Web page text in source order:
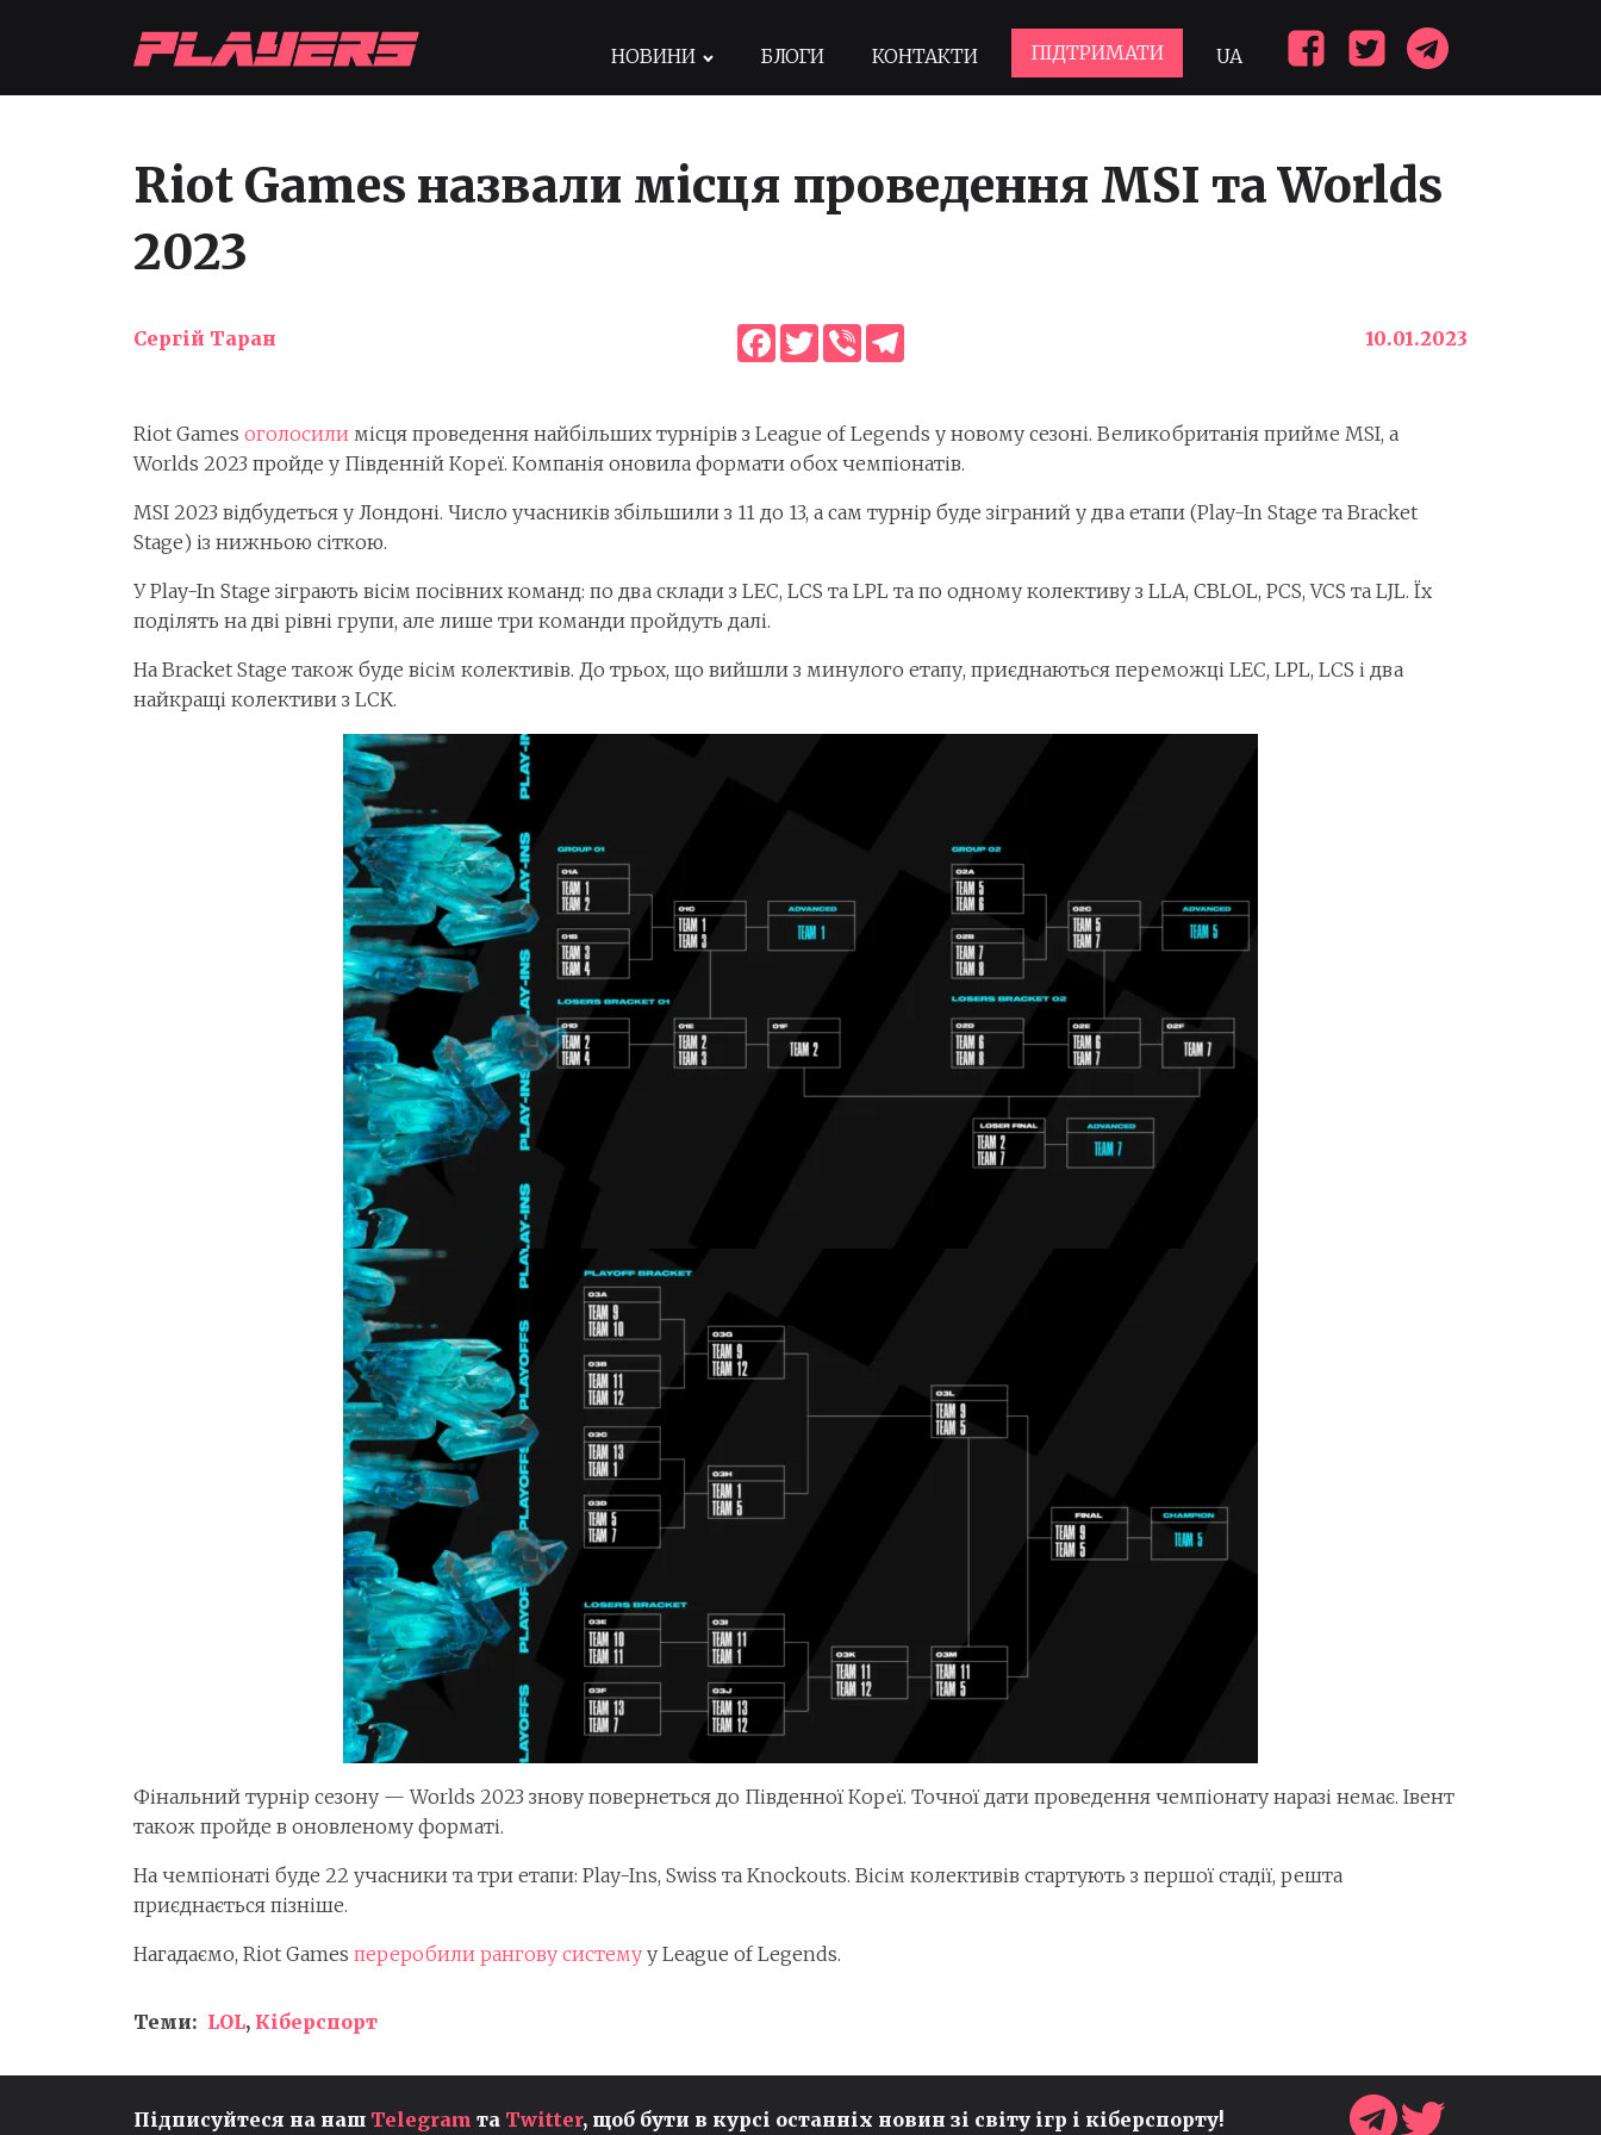
НОВИНИ БЛОГИ КОНТАКТИ ПІДТРИМАТИ UA
Riot Games назвали місця проведення MSI та Worlds
2023
Сергій Таран Facebook
TwitterViber 10.01.2023
Riot Games оголосили місця проведення найбільших турнірів з League of Legends у новому сезоні. Великобританія прийме MSI, а
Worlds 2023 пройде у Південній Кореї. Компанія оновила формати обох чемпіонатів.
MSI 2023 відбудеться у Лондоні. Число учасників збільшили з 11 до 13, а сам турнір буде зіграний у два етапи (Play-In Stage та Bracket
Stage) із нижньою сіткою.
У Play-In Stage зіграють вісім посівних команд: по два склади з LEC, LCS та LPL та по одному колективу з LLA, CBLOL, PCS, VCS та LJL. Їх
поділять на дві рівні групи, але лише три команди пройдуть далі.
На Bracket Stage також буде вісім колективів. До трьох, що вийшли з минулого етапу, приєднаються переможці LEC, LPL, LCS і два
найкращі колективи з LCK.
Фінальний турнір сезону — Worlds 2023 знову повернеться до Південної Кореї. Точної дати проведення чемпіонату наразі немає. Івент
також пройде в оновленому форматі.
На чемпіонаті буде 22 учасники та три етапи: Play-Ins, Swiss та Knockouts. Вісім колективів стартують з першої стадії, решта
приєднається пізніше.
Нагадаємо, Riot Games переробили рангову систему у League of Legends.
Теми: LOL, Кіберспорт
Підписуйтеся на наш Telegram та Twitter, щоб бути в курсі останніх новин зі світу ігр і кіберспорту!
ЦЕРЕМОНІЯ ESPORTS
FIFA ЗАПУСКАЄ ГРАНТОВУ